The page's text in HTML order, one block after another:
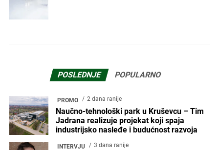
POSLEDNJE POPULARNO
PROMO 2 dana ranije
Naučno-tehnološki park u Kruševcu – Tim
Jadrana realizuje projekat koji spaja
industrijsko nasleđe i budućnost razvoja
INTERVJU 3 dana ranije